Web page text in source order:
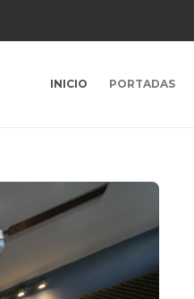
INICIO PORTADAS